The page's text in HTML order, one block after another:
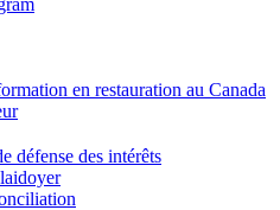
en restauration au Canada
défense des intérêts